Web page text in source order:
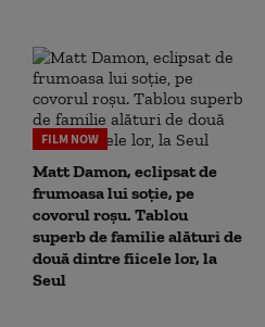
FILM NOW
Matt Damon, eclipsat de
frumoasa lui soție, pe
covorul roșu. Tablou
superb de familie alături de
două dintre fiicele lor, la
Seul